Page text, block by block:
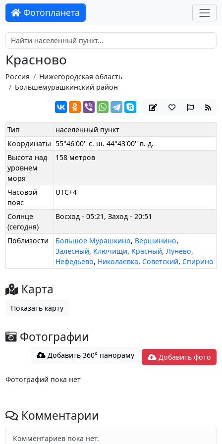
Фотопланета
Красново
Россия
Нижегородская область
Большемурашкинский район
Тип
населенный пункт
Координаты 55°46'00'' с. ш. 44°43'00'' в. д.
Высота над
уровнем
моря
158 метров
Часовой
пояс
UTC+4
Солнце
(сегодня)
Восход - 05:21, Заход - 20:51
Поблизости Большое Мурашкино, Вершинино,
Залесный, Ключищи, Красный,Лунево,
Нефедьево, Николаевка, Советский, Спирино
Карта
Показать карту
Фотографии
Добавить 360° панораму Добавить фото
Фотографий пока нет
Комментарии
Комментариев пока нет.